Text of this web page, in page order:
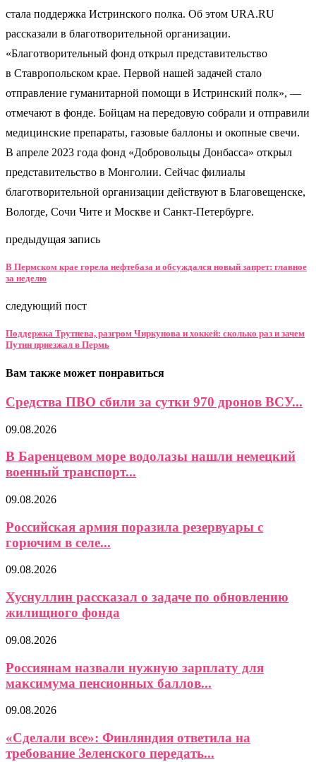
стала поддержка Истринского полка. Об этом URA.RU
рассказали в благотворительной организации.
«Благотворительный фонд открыл представительство
в Ставропольском крае. Первой нашей задачей стало
отправление гуманитарной помощи в Истринский полк», —
отмечают в фонде. Бойцам на передовую собрали и отправили
медицинские препараты, газовые баллоны и окопные свечи.
В апреле 2023 года фонд «Добровольцы Донбасса» открыл
представительство в Монголии. Сейчас филиалы
благотворительной организации действуют в Благовещенске,
Вологде, Сочи Чите и Москве и Санкт-Петербурге.
предыдущая запись
В Пермском крае горела нефтебаза и обсуждался новый запрет: главное
за неделю
следующий пост
Поддержка Трутнева, разгром Чиркунова и хоккей: сколько раз и зачем
Путин приезжал в Пермь
Вам также может понравиться
Средства ПВО сбили за сутки 970 дронов ВСУ...
09.08.2026
В Баренцевом море водолазы нашли немецкий
военный транспорт...
09.08.2026
Российская армия поразила резервуары с
горючим в селе...
09.08.2026
Хуснуллин рассказал о задаче по обновлению
жилищного фонда
09.08.2026
Россиянам назвали нужную зарплату для
максимума пенсионных баллов...
09.08.2026
«Сделали все»: Финляндия ответила на
требование Зеленского передать...